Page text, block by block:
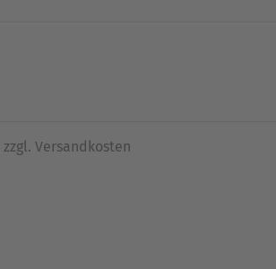
Versandkosten